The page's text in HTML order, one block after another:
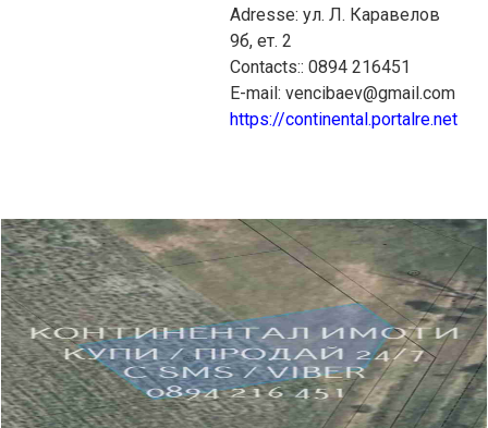
Adresse: ул. Л. Каравелов
9б, ет. 2
Contacts:: 0894 216451
E-mail: vencibaev@gmail.com
https://continental.portalre.net